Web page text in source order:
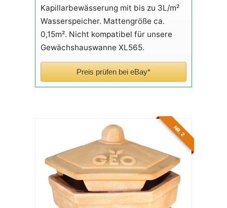
Kapillarbewässerung mit bis zu 3L/m²
Wasserspeicher. Mattengröße ca.
0,15m². Nicht kompatibel für unsere
Gewächshauswanne XL565.
Preis prüfen bei eBay*
NR. 2